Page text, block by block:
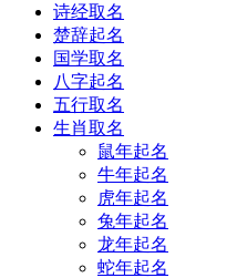
诗经取名
楚辞起名
国学取名
八字起名
五行取名
生肖取名
鼠年起名
牛年起名
虎年起名
兔年起名
龙年起名
蛇年起名